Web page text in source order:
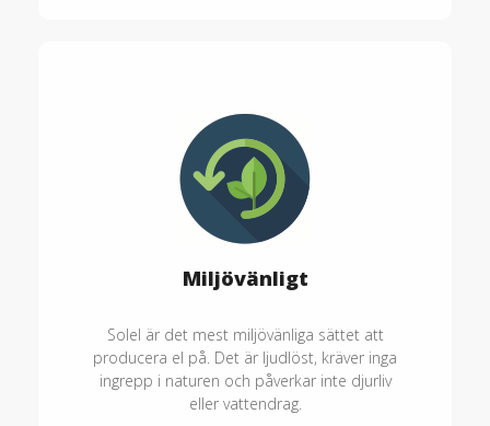
Miljövänligt
Solel är det mest miljövänliga sättet att
producera el på. Det är ljudlöst, kräver inga
ingrepp i naturen och påverkar inte djurliv
eller vattendrag.